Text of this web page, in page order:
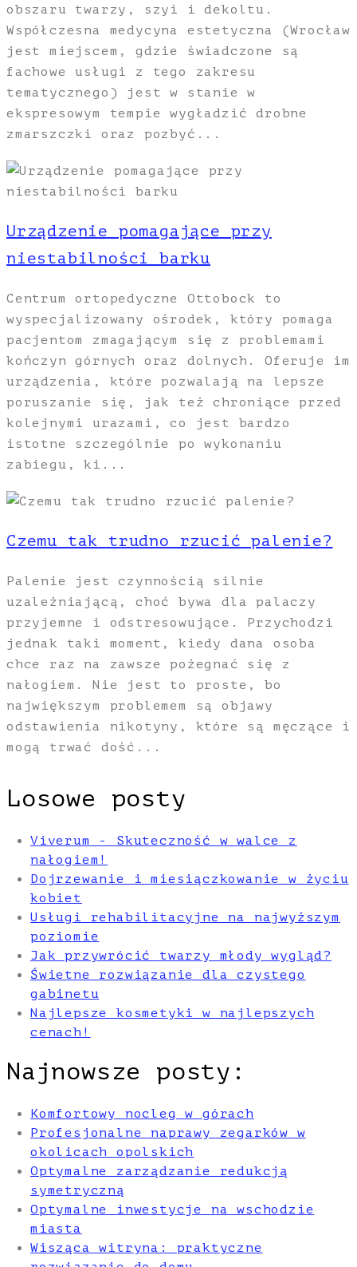
obszaru twarzy, szyi i dekoltu.
Współczesna medycyna estetyczna (Wrocław
jest miejscem, gdzie świadczone są
fachowe usługi z tego zakresu
tematycznego) jest w stanie w
ekspresowym tempie wygładzić drobne
zmarszczki oraz pozbyć...
Urządzenie pomagające przy
niestabilności barku
Centrum ortopedyczne Ottobock to
wyspecjalizowany ośrodek, który pomaga
pacjentom zmagającym się z problemami
kończyn górnych oraz dolnych. Oferuje im
urządzenia, które pozwalają na lepsze
poruszanie się, jak też chroniące przed
kolejnymi urazami, co jest bardzo
istotne szczególnie po wykonaniu
zabiegu, ki...
Czemu tak trudno rzucić palenie?
Palenie jest czynnością silnie
uzależniającą, choć bywa dla palaczy
przyjemne i odstresowujące. Przychodzi
jednak taki moment, kiedy dana osoba
chce raz na zawsze pożegnać się z
nałogiem. Nie jest to proste, bo
największym problemem są objawy
odstawienia nikotyny, które są męczące i
mogą trwać dość...
Losowe posty
Viverum - Skuteczność w walce z
nałogiem!
Dojrzewanie i miesiączkowanie w życiu
kobiet
Usługi rehabilitacyjne na najwyższym
poziomie
Jak przywrócić twarzy młody wygląd?
Świetne rozwiązanie dla czystego
gabinetu
Najlepsze kosmetyki w najlepszych
cenach!
Najnowsze posty:
Komfortowy nocleg w górach
Profesjonalne naprawy zegarków w
okolicach opolskich
Optymalne zarządzanie redukcją
symetryczną
Optymalne inwestycje na wschodzie
miasta
Wisząca witryna: praktyczne